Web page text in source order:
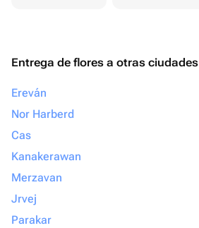
Entrega de flores a otras ciudades
Ereván
Nor Harberd
Cas
Kanakerawan
Merzavan
Jrvej
Parakar